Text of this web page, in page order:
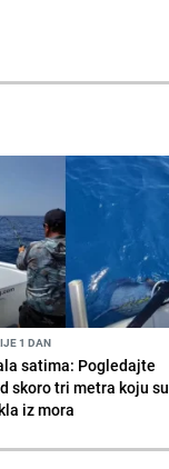
1 DAN
satima: Pogledajte
skoro tri metra koju su
iz mora